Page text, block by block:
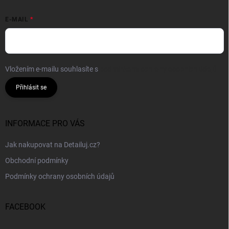
E-MAIL
Vložením e-mailu souhlasíte s
Přihlásit se
INFORMACE PRO VÁS
Jak nakupovat na Detailuj.cz?
Obchodní podmínky
Podmínky ochrany osobních údajů
FACEBOOK